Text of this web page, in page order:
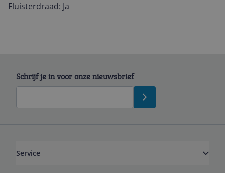
Fluisterdraad: Ja
Schrijf je in voor onze nieuwsbrief
Service